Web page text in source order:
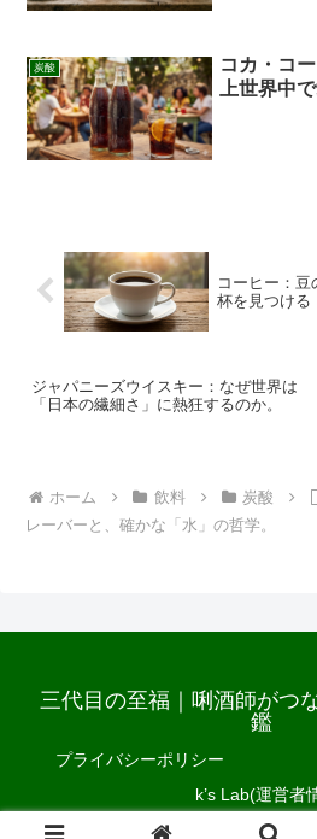
炭酸
コカ・コ
上世界中
コーヒー：豆
杯を見つける
ジャパニーズウイスキー：なぜ世界は
「日本の繊細さ」に熱狂するのか。
ホーム 飲料 炭酸
レーバーと、確かな「水」の哲学。
三代目の至福｜唎酒師がつ
鑑
プライバシーポリシー
k’s Lab(運営者